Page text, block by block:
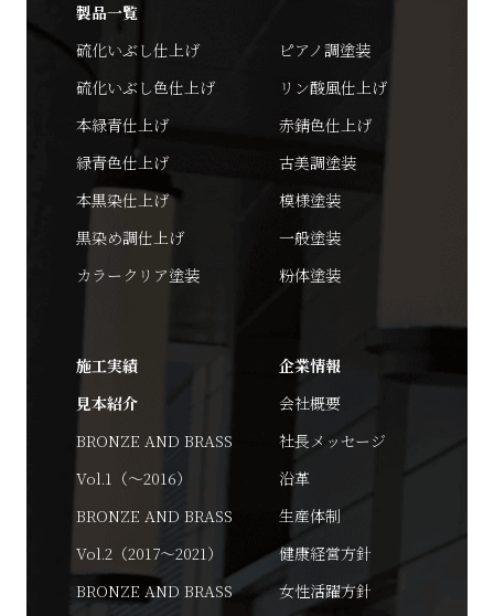
製品一覧
硫化いぶし仕上げ
硫化いぶし色仕上げ
本緑青仕上げ
緑青色仕上げ
本黒染仕上げ
黒染め調仕上げ
カラークリア塗装
ピアノ調塗装
リン酸風仕上げ
赤錆色仕上げ
古美調塗装
模様塗装
一般塗装
粉体塗装
施工実績
見本紹介
BRONZE AND BRASS
Vol.1（～2016）
BRONZE AND BRASS
Vol.2（2017～2021）
BRONZE AND BRASS
企業情報
会社概要
社長メッセージ
沿革
生産体制
健康経営方針
女性活躍方針